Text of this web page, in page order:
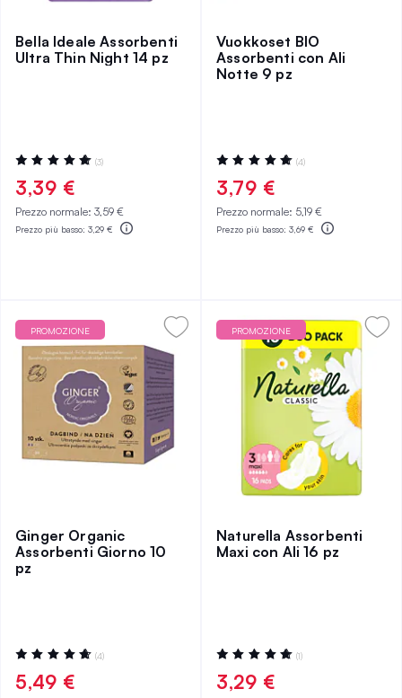
Bella Ideale Assorbenti
Ultra Thin Night 14 pz
Valutazione:
100%
(3)
3,39 €
Prezzo normale: 3,59 €
Prezzo più basso: 3,29 €
Vuokkoset BIO
Assorbenti con Ali
Notte 9 pz
Valutazione:
100%
(4)
3,79 €
Prezzo normale: 5,19 €
Prezzo più basso: 3,69 €
PROMOZIONE
Ginger Organic
Assorbenti Giorno 10
pz
Valutazione:
95%
(4)
5,49 €
PROMOZIONE
Naturella Assorbenti
Maxi con Ali 16 pz
Valutazione:
100%
(1)
3,29 €